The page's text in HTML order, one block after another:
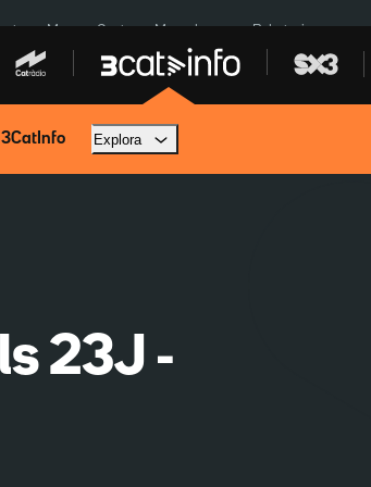
Menors Ceuta Mercabarna Robatoris coure
3CatInfo Explora
23J -